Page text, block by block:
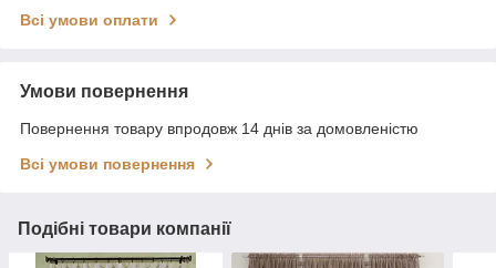
Всі умови оплати
Умови повернення
Повернення товару впродовж 14 днів за домовленістю
Всі умови повернення
Подібні товари компанії